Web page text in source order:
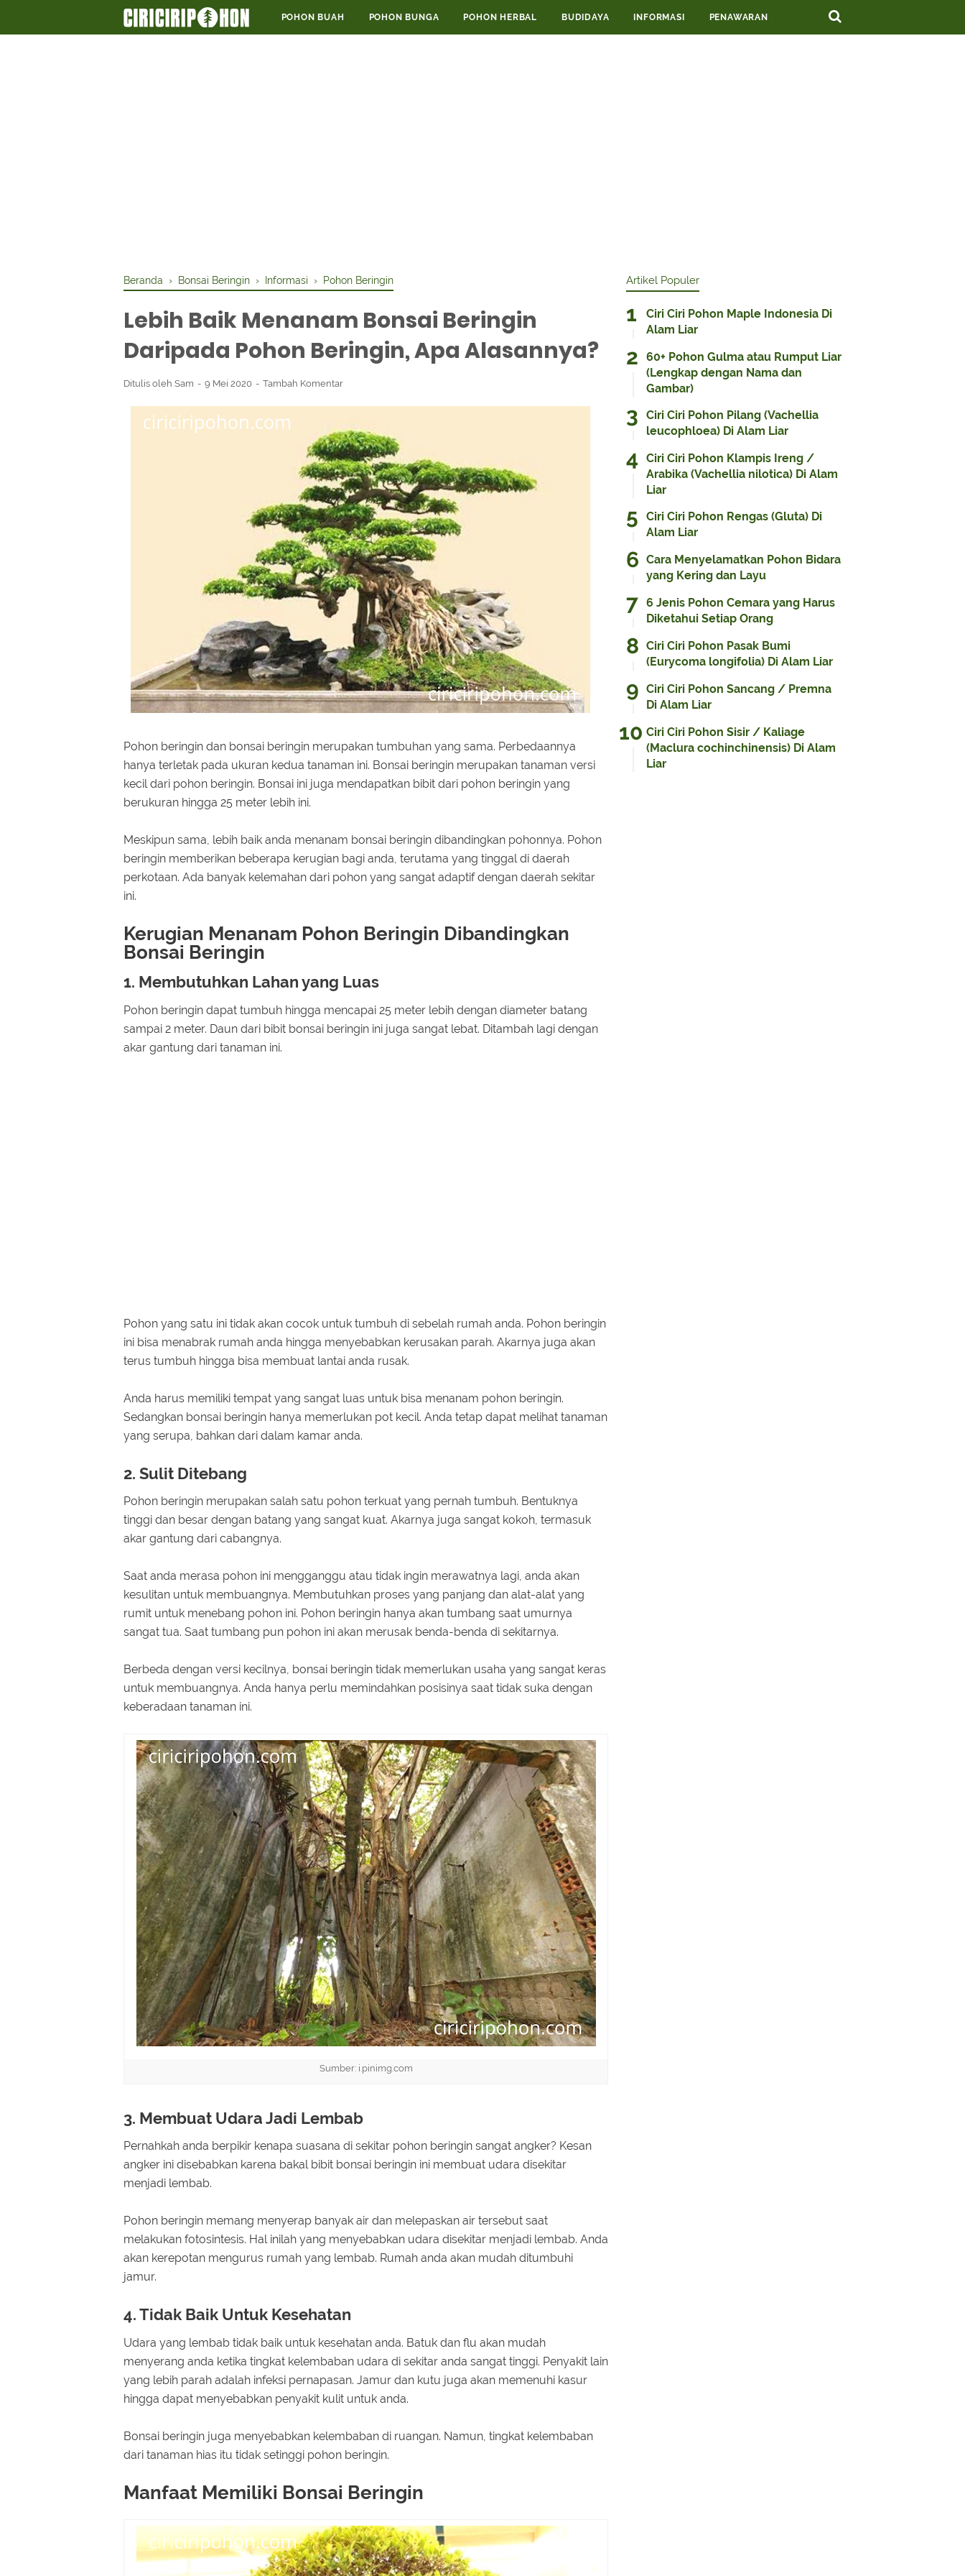
POHON BUAH POHON BUNGA POHON HERBAL BUDIDAYA INFORMASI PENAWARAN
Beranda › Bonsai Beringin › Informasi › Pohon Beringin
Lebih Baik Menanam Bonsai Beringin
Daripada Pohon Beringin, Apa Alasannya?
Ditulis oleh Sam 9 Mei 2020 Tambah Komentar
Pohon beringin dan bonsai beringin merupakan tumbuhan yang sama. Perbedaannya
hanya terletak pada ukuran kedua tanaman ini. Bonsai beringin merupakan tanaman versi
kecil dari pohon beringin. Bonsai ini juga mendapatkan bibit dari pohon beringin yang
berukuran hingga 25 meter lebih ini.
Meskipun sama, lebih baik anda menanam bonsai beringin dibandingkan pohonnya. Pohon
beringin memberikan beberapa kerugian bagi anda, terutama yang tinggal di daerah
perkotaan. Ada banyak kelemahan dari pohon yang sangat adaptif dengan daerah sekitar
ini.
Kerugian Menanam Pohon Beringin Dibandingkan
Bonsai Beringin
1. Membutuhkan Lahan yang Luas
Pohon beringin dapat tumbuh hingga mencapai 25 meter lebih dengan diameter batang
sampai 2 meter. Daun dari bibit bonsai beringin ini juga sangat lebat. Ditambah lagi dengan
akar gantung dari tanaman ini.
Pohon yang satu ini tidak akan cocok untuk tumbuh di sebelah rumah anda. Pohon beringin
ini bisa menabrak rumah anda hingga menyebabkan kerusakan parah. Akarnya juga akan
terus tumbuh hingga bisa membuat lantai anda rusak.
Anda harus memiliki tempat yang sangat luas untuk bisa menanam pohon beringin.
Sedangkan bonsai beringin hanya memerlukan pot kecil. Anda tetap dapat melihat tanaman
yang serupa, bahkan dari dalam kamar anda.
2. Sulit Ditebang
Pohon beringin merupakan salah satu pohon terkuat yang pernah tumbuh. Bentuknya
tinggi dan besar dengan batang yang sangat kuat. Akarnya juga sangat kokoh, termasuk
akar gantung dari cabangnya.
Saat anda merasa pohon ini mengganggu atau tidak ingin merawatnya lagi, anda akan
kesulitan untuk membuangnya. Membutuhkan proses yang panjang dan alat-alat yang
rumit untuk menebang pohon ini. Pohon beringin hanya akan tumbang saat umurnya
sangat tua. Saat tumbang pun pohon ini akan merusak benda-benda di sekitarnya.
Berbeda dengan versi kecilnya, bonsai beringin tidak memerlukan usaha yang sangat keras
untuk membuangnya. Anda hanya perlu memindahkan posisinya saat tidak suka dengan
keberadaan tanaman ini.
Sumber: i.pinimg.com
3. Membuat Udara Jadi Lembab
Pernahkah anda berpikir kenapa suasana di sekitar pohon beringin sangat angker? Kesan
angker ini disebabkan karena bakal bibit bonsai beringin ini membuat udara disekitar
menjadi lembab.
Pohon beringin memang menyerap banyak air dan melepaskan air tersebut saat
melakukan fotosintesis. Hal inilah yang menyebabkan udara disekitar menjadi lembab. Anda
akan kerepotan mengurus rumah yang lembab. Rumah anda akan mudah ditumbuhi
jamur.
4. Tidak Baik Untuk Kesehatan
Udara yang lembab tidak baik untuk kesehatan anda. Batuk dan flu akan mudah
menyerang anda ketika tingkat kelembaban udara di sekitar anda sangat tinggi. Penyakit lain
yang lebih parah adalah infeksi pernapasan. Jamur dan kutu juga akan memenuhi kasur
hingga dapat menyebabkan penyakit kulit untuk anda.
Bonsai beringin juga menyebabkan kelembaban di ruangan. Namun, tingkat kelembaban
dari tanaman hias itu tidak setinggi pohon beringin.
Manfaat Memiliki Bonsai Beringin
Artikel Populer
Ciri Ciri Pohon Maple Indonesia Di
Alam Liar
60+ Pohon Gulma atau Rumput Liar
(Lengkap dengan Nama dan
Gambar)
Ciri Ciri Pohon Pilang (Vachellia
leucophloea) Di Alam Liar
Ciri Ciri Pohon Klampis Ireng /
Arabika (Vachellia nilotica) Di Alam
Liar
Ciri Ciri Pohon Rengas (Gluta) Di
Alam Liar
Cara Menyelamatkan Pohon Bidara
yang Kering dan Layu
6 Jenis Pohon Cemara yang Harus
Diketahui Setiap Orang
Ciri Ciri Pohon Pasak Bumi
(Eurycoma longifolia) Di Alam Liar
Ciri Ciri Pohon Sancang / Premna
Di Alam Liar
Ciri Ciri Pohon Sisir / Kaliage
(Maclura cochinchinensis) Di Alam
Liar